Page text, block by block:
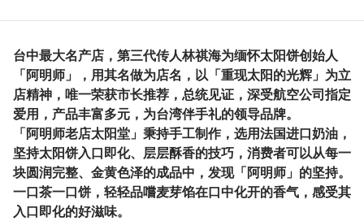
台中最大名产店，第三代传人林祺海为缅怀太阳饼创始人
「阿明师」，用其名做为店名，以「重现太阳的光辉」为立
店精神，唯一荣获市长推荐，总统见证，深受航空公司指定
爱用，产品丰富多元，为台湾伴手礼的领导品牌。
「阿明师老店太阳堂」秉持手工制作，选用法国进口奶油，
坚持太阳饼入口即化、层层酥香的技巧，消费者可以从每一
块圆润完整、金黄色泽的成品中，发现「阿明师」的坚持。
一口茶一口饼，轻轻品嚐麦芽馅在口中化开的香气，感受其
入口即化的好滋味。